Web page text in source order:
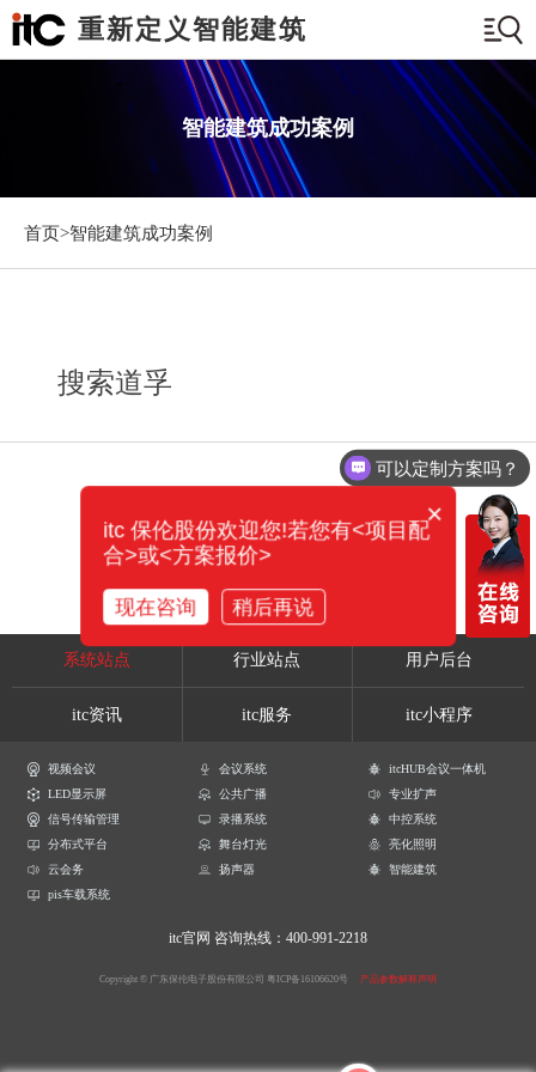
重新定义智能建筑
智能建筑成功案例
首页>智能建筑成功案例
搜索道孚
系统站点 行业站点 用户后台
itc资讯 itc服务 itc小程序
视频会议 会议系统
itcHUB会议一体机
LED显示屏
公共广播
专业扩声
信号传输管理
录播系统
中控系统
分布式平台
舞台灯光
亮化照明
云会务
扬声器
智能建筑
pis车载系统
itc官网 咨询热线：400-991-2218
Copyright © 广东保伦电子股份有限公司 粤ICP备16106620号 产品参数解释声明
可以定制方案吗？
×
itc 保伦股份欢迎您!若您有<项目配
合>或<方案报价>
现在咨询 稍后再说